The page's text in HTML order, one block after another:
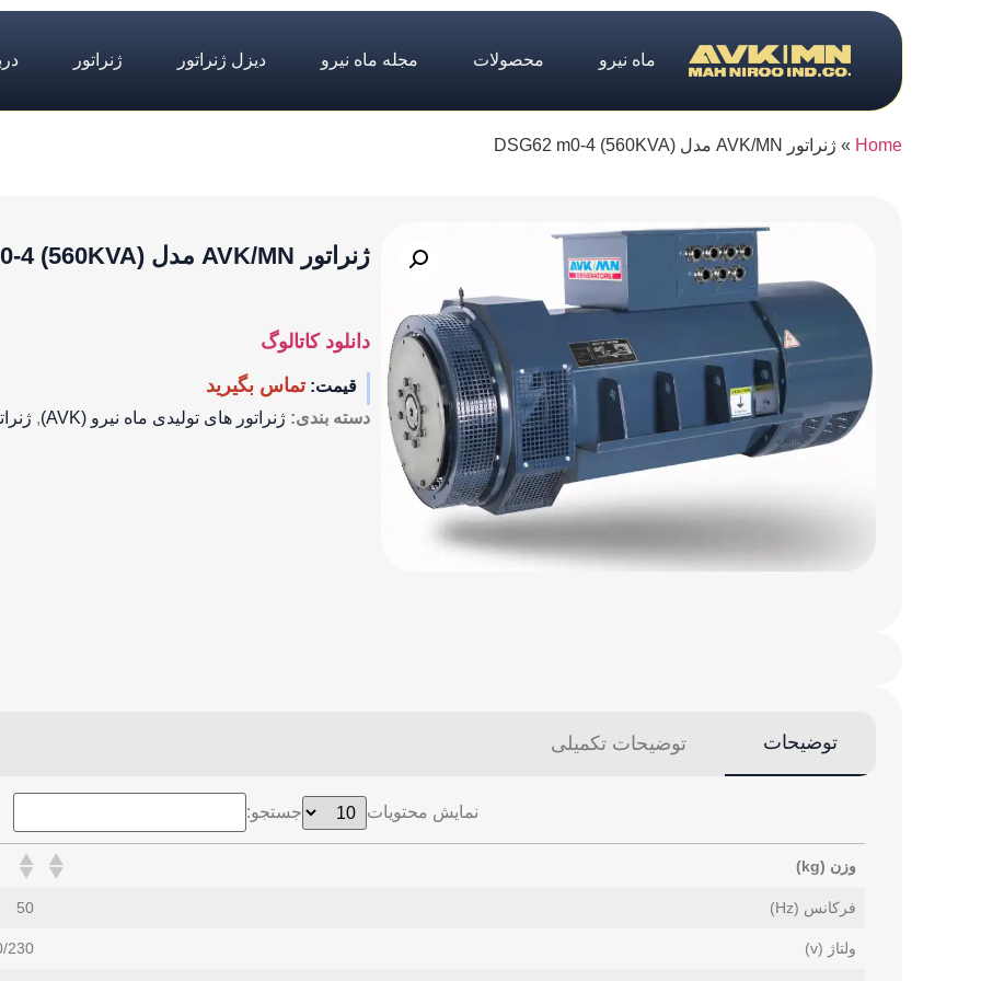
ماه نیرو محصولات مجله ماه نیرو دیزل ژنراتور ژنراتور
Home
» ژنراتور AVK/MN مدل (560KVA) DSG62 m0-4
ژنراتور AVK/MN مدل (560KVA) DSG62 m0-4
دانلود کاتالوگ
قیمت:تماس بگیرید
دسته بندی: ژنراتور های تولیدی ماه نیرو (AVK) ,
توضیحات توضیحات تکمیلی
نمایش محتویات جستجو:
وزن (kg)
فرکانس (Hz) 50
ولتاژ (v) 230